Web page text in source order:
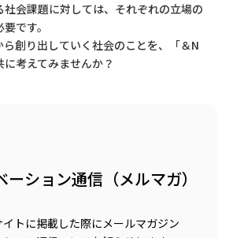
社会課題に対しては、それぞれの立場の
です。
創り出していく社会のことを、「＆N
考えてみませんか？
ション通信（メルマガ）
トに掲載した際にメールマガジン